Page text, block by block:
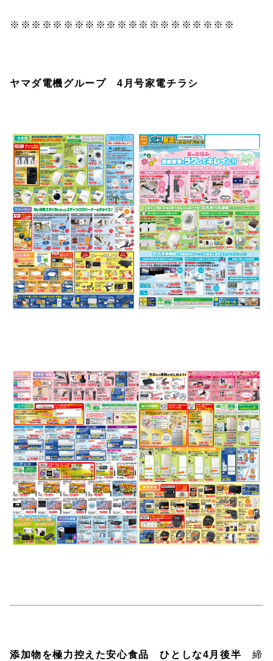
※※※※※※※※※※※※※※※※※※※※※
ヤマダ電機グループ 4月号家電チラシ
添加物を極力控えた安心食品 ひとしな4月後半 締